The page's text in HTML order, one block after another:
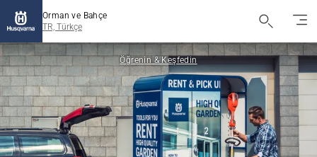
Orman ve Bahçe
TR, Türkçe
Öğrenin & Keşfedin